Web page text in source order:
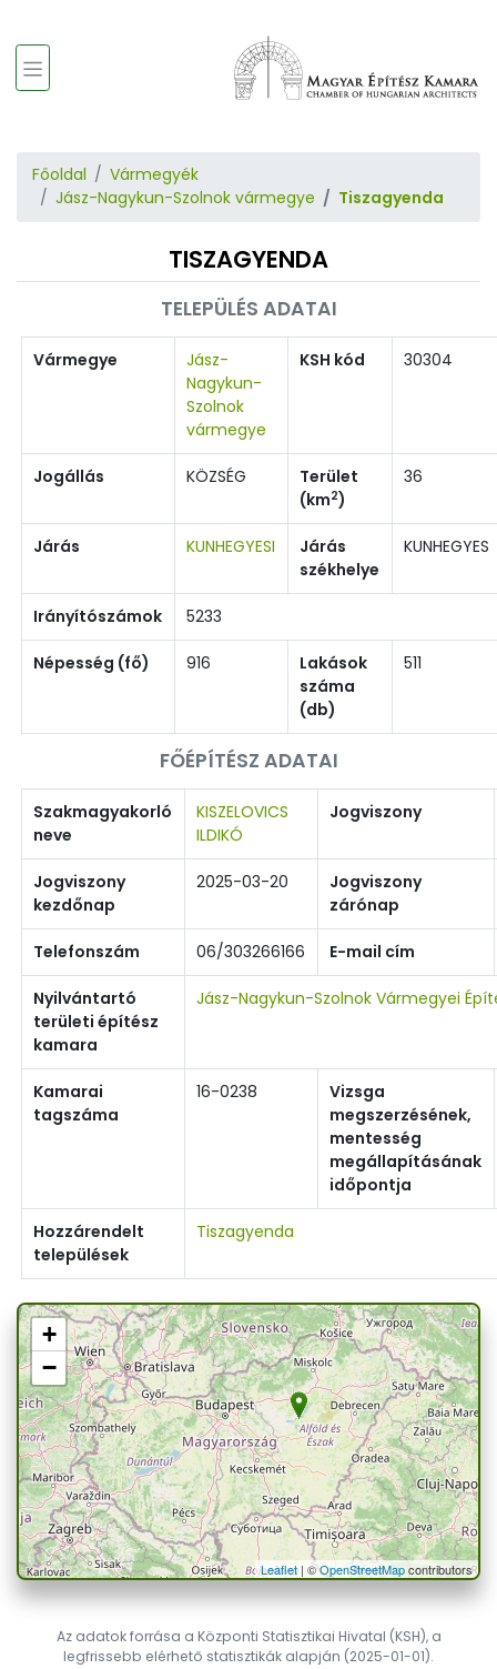
Főoldal
Vármegyék
Jász-Nagykun-Szolnok vármegye
Tiszagyenda
TISZAGYENDA
TELEPÜLÉS ADATAI
Vármegye
Jász-
Nagykun-
Szolnok
vármegye
KSH kód 30304
Jogállás KÖZSÉG
Terület
(km2)
36
Járás KUNHEGYESI
Járás
székhelye
KUNHEGYES
Irányítószámok 5233
Népesség (fő) 916
Lakások
száma
(db)
511
FŐÉPÍTÉSZ ADATAI
Szakmagyakorló
neve
KISZELOVICS
ILDIKÓ
Jogviszony
Jogviszony
kezdőnap
2025-03-20
Jogviszony
zárónap
Telefonszám 06/303266166 E-mail cím
Nyilvántartó
területi építész
kamara
Jász-Nagykun-Szolnok Vármegyei
Kamarai
tagszáma
16-0238
Vizsga
megszerzésének,
mentesség
megállapításának
időpontja
Hozzárendelt
települések
Tiszagyenda
+
−
Leaflet| ©OpenStreetMapcontributors
Az adatok forrása a Központi Statisztikai Hivatal (KSH), a
legfrissebb elérhető statisztikák alapján (2025-01-01).